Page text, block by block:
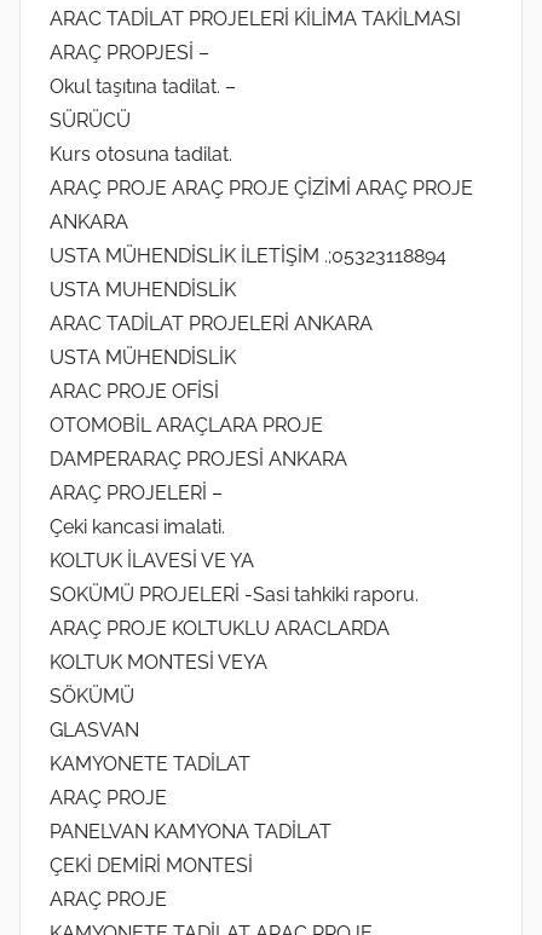
ARAC TADİLAT PROJELERİ KİLİMA TAKİLMASI
ARAÇ PROPJESİ –
Okul taşıtına tadilat. –
SÜRÜCÜ
Kurs otosuna tadilat.
ARAÇ PROJE ARAÇ PROJE ÇİZİMİ ARAÇ PROJE
ANKARA
USTA MÜHENDİSLİK İLETİŞİM .;05323118894
USTA MUHENDİSLİK
ARAC TADİLAT PROJELERİ ANKARA
USTA MÜHENDİSLİK
ARAC PROJE OFİSİ
OTOMOBİL ARAÇLARA PROJE
DAMPERARAÇ PROJESİ ANKARA
ARAÇ PROJELERİ –
Çeki kancasi imalati.
KOLTUK İLAVESİ VE YA
SOKÜMÜ PROJELERİ -Sasi tahkiki raporu.
ARAÇ PROJE KOLTUKLU ARACLARDA
KOLTUK MONTESİ VEYA
SÖKÜMÜ
GLASVAN
KAMYONETE TADİLAT
ARAÇ PROJE
PANELVAN KAMYONA TADİLAT
ÇEKİ DEMİRİ MONTESİ
ARAÇ PROJE